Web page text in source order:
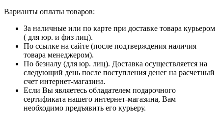
Варианты оплаты товаров:
За наличные или по карте при доставке товара курьером
( для юр. и физ лиц).
По ссылке на сайте (после подтверждения наличия
товара менеджером).
По безналу (для юр. лиц). Доставка осуществляется на
следующий день после поступления денег на расчетный
счет интернет-магазина.
Если Вы являетесь обладателем подарочного
сертификата нашего интернет-магазина, Вам
необходимо предъявить его курьеру.